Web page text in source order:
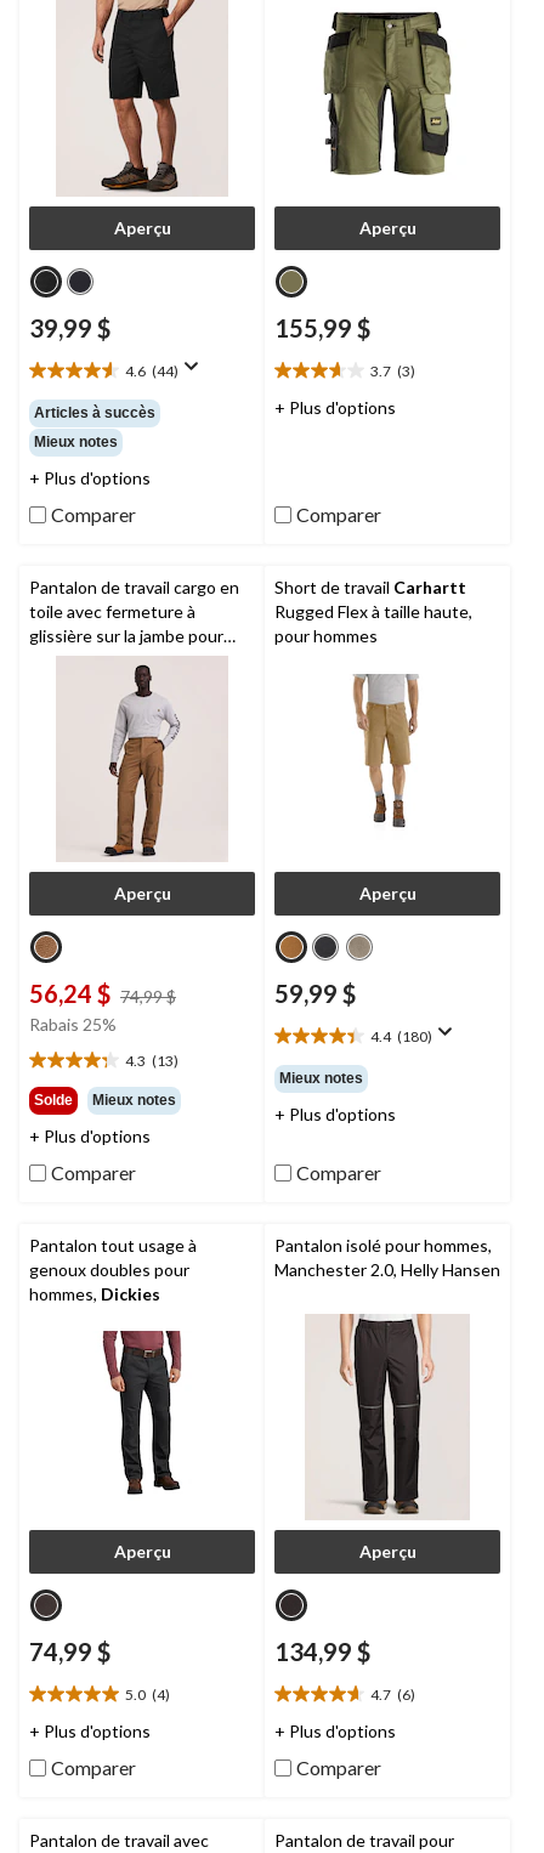
Aperçu
39,99 $
4.6 (44)
4.6
étoile(s)
sur
5.
44
Articles à succès
Mieux notes
+ Plus d'options
Comparer
Aperçu
155,99 $
3.7 (3)
3.7
étoile(s)
+ Plus d'options
Comparer
Pantalon de travail cargo en
toile avec fermeture à
glissière sur la jambe pour
hommes,Dakota Workpro
Aperçu
56,24 $ 74,99 $
Rabais 25%
4.3 (13)
4.3
étoile(s)
sur
5.
13
évaluations
Solde Mieux notes
+ Plus d'options
Comparer
Short de travail Carhartt
Rugged Flex à taille haute,
pour hommes
Aperçu
59,99 $
4.4 (180)
4.4
étoile(s)
sur
5.
évaluations
Mieux notes
+ Plus d'options
Comparer
Pantalon tout usage à
genoux doubles pour
hommes, Dickies
Aperçu
74,99 $
5.0 (4)
5.0
étoile(s)
5.
+ Plus d'options
Comparer
Pantalon isolé pour hommes,
Manchester 2.0, Helly Hansen
Aperçu
134,99 $
4.7 (6)
4.7
étoile(s)
5.
+ Plus d'options
Comparer
Pantalon de travail avec
Pantalon de travail pour